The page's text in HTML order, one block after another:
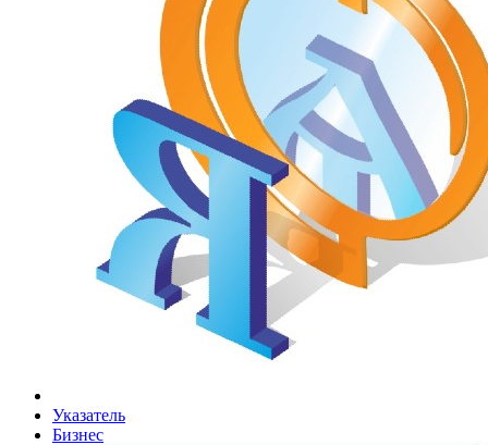
Указатель
Бизнес